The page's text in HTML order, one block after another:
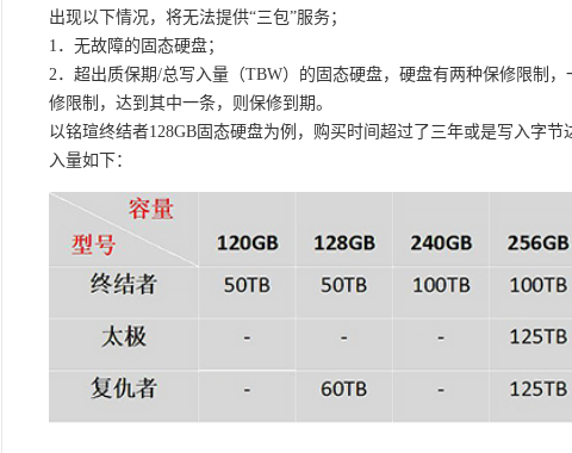
出现以下情况，将无法提供“三包”服务；
1．无故障的固态硬盘；
2．超出质保期/总写入量（TBW）的固态硬盘，硬盘有两种保修限制
修限制，达到其中一条，则保修到期。
以铭瑄终结者128GB固态硬盘为例，购买时间超过了三年或是写入字
入量如下：